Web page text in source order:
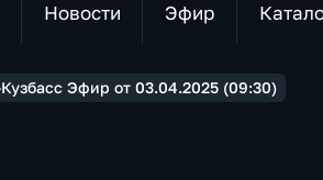
Новости Эфир
Эфир от 03.04.2025 (09:30)